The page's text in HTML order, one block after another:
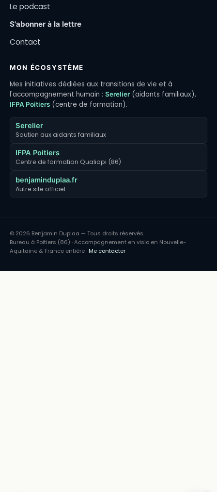
Le podcast
S'abonner à la lettre
Contact
MON ÉCOSYSTÈME
Mes initiatives dédiées aux transitions de vie et à
l'accompagnement humain : Serelier (aidants familiaux),
IFPA Poitiers (centre de formation).
Serelier
Soutien aux aidants familiaux
IFPA Poitiers
Centre de formation Qualiopi (86)
benjaminduplaa.fr
Autre site officiel
© 2026 Benjamin Duplaa — Tous droits réservés.
Bureau à Poitiers (86) · Accompagnement en visio en Nouvelle-
Aquitaine & France entière ·Me contacter